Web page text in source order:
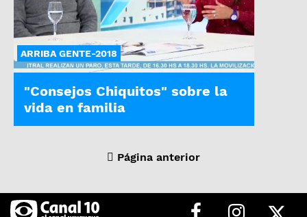
ARRIBA GENTE-2018
"Consejos Chiquitos" sobre la
vida en familia
Página anterior